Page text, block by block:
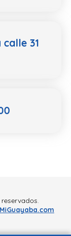
31
MiGuayaba.com